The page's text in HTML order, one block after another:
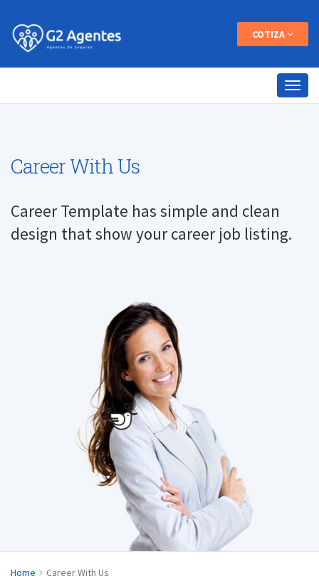
COTIZA
Career With Us
Career Template has simple and clean
design that show your career job listing.
Home Career With Us